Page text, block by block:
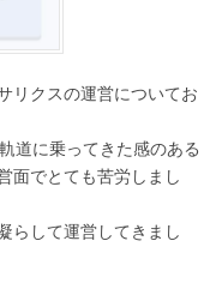
リクスの運営についてお
道に乗ってきた感のある
面でとても苦労しまし
らして運営してきまし